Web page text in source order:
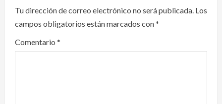
i
g
a
Tu dirección de correo electrónico no será publicada. Los
campos obligatorios están marcados con*
Comentario *